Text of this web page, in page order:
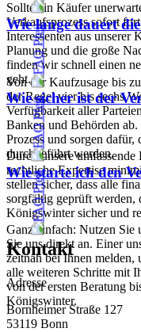
Sollte ein Käufer
Verkaufsprozess sofort
Interessenten aus unserer
Planung und die große
finden wir schnell einen
geht.
Wie lange dauert
Von der Kaufzusage bis
der Regel vier bis sechs
Verfügbarkeit aller
Banken und Behörden
Prozess und sorgen
durchgeführt werden.
Wie sicher ist der
Durch unsere
rechtliche Expertise
stellen sicher, dass alle
sorgfältig geprüft werden,
Königswinter sicher und
Wie starte ich den
Ganz einfach: Nutzen Sie
Sie uns direkt an. Einer
zeitnah bei Ihnen melden,
alle weiteren Schritte mit
von der ersten Beratung
Königswinter.
Kontakt
Adresse
Bornheimer Straße 127
53119 Bonn